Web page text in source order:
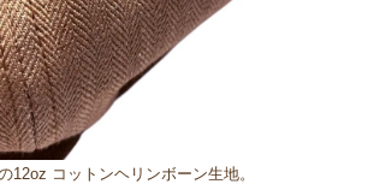
12oz コットンヘリンボーン生地。